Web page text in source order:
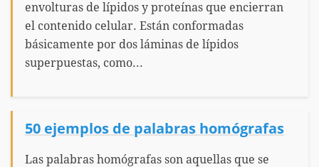
envolturas de lípidos y proteínas que encierran
el contenido celular. Están conformadas
básicamente por dos láminas de lípidos
superpuestas, como...
50 ejemplos de palabras homógrafas
Las palabras homógrafas son aquellas que se